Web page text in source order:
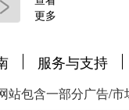
更多
服务与支持
站包含一部分广告/